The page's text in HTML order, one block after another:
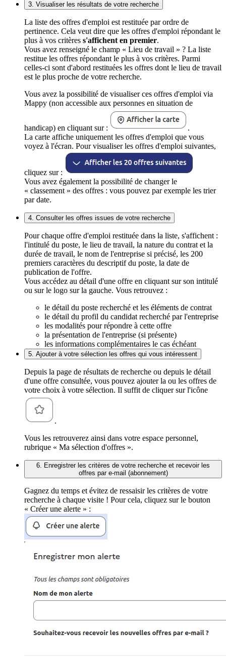
3. Visualiser les résultats de votre recherche
La liste des offres d'emploi est restituée par ordre de
pertinence. Cela veut dire que les offres d'emploi répondant le
plus à vos critères s'affichent en premier.
Vous avez renseigné le champ « Lieu de travail » ? La liste
restitue les offres répondant le plus à vos critères. Parmi
celles-ci sont d'abord restituées les offres dont le lieu de travail
est le plus proche de votre recherche.
Vous avez la possibilité de visualiser ces offres d'emploi via
Mappy (non accessible aux personnes en situation de
handicap) en cliquant sur :
.
La carte affiche uniquement les offres d'emploi que vous
voyez à l'écran. Pour visualiser les offres d'emploi suivantes,
cliquez sur :
Vous avez également la possibilité de changer le
« classement » des offres : vous pouvez par exemple les trier
par date.
4. Consulter les offres issues de votre recherche
Pour chaque offre d'emploi restituée dans la liste, s'affichent :
l'intitulé du poste, le lieu de travail, la nature du contrat et la
durée de travail, le nom de l'entreprise si précisé, les 200
premiers caractères du descriptif du poste, la date de
publication de l'offre.
Vous accédez au détail d'une offre en cliquant sur son intitulé
ou sur le logo sur la gauche. Vous retrouvez :
le détail du poste recherché et les éléments de contrat
le détail du profil du candidat recherché par l'entreprise
les modalités pour répondre à cette offre
la présentation de l'entreprise (si présente)
les informations complémentaires le cas échéant
5. Ajouter à votre sélection les offres qui vous intéressent
Depuis la page de résultats de recherche ou depuis le détail
d'une offre consultée, vous pouvez ajouter la ou les offres de
votre choix à votre sélection. Il suffit de cliquer sur l'icône
.
Vous les retrouverez ainsi dans votre espace personnel,
rubrique « Ma sélection d'offres ».
6. Enregistrer les critères de votre recherche et recevoir les
offres par e-mail (abonnement)
Gagnez du temps et évitez de ressaisir les critères de votre
recherche à chaque visite ! Pour cela, cliquez sur le bouton
« Créer une alerte » :